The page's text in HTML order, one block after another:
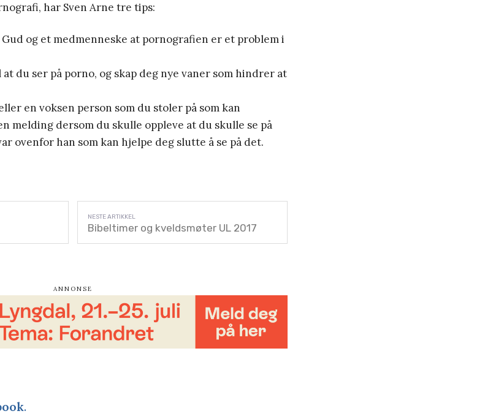
har Sven Arne tre tips:
og et medmenneske at pornografien er et problem i
du ser på porno, og skap deg nye vaner som hindrer at
en voksen person som du stoler på som kan
melding dersom du skulle oppleve at du skulle se på
ovenfor han som kan hjelpe deg slutte å se på det.
Bibeltimer og kveldsmøter UL 2017
.